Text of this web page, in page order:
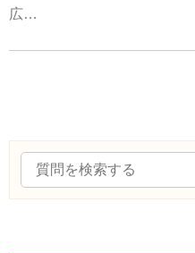
広…